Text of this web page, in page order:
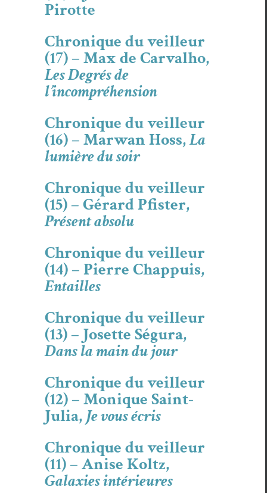
Pirotte
Chronique du veilleur
(17) – Max de Carvalho,
Les Degrés de
l’incompréhension
Chronique du veilleur
(16) – Marwan Hoss,La
lumière du soir
Chronique du veilleur
(15) – Gérard Pfister,
Présent absolu
Chronique du veilleur
(14) – Pierre Chappuis,
Entailles
Chronique du veilleur
(13) – Josette Ségura,
Dans la main du jour
Chronique du veilleur
(12) – Monique Saint-
Julia,Je vous écris
Chronique du veilleur
(11) – Anise Koltz,
Galaxies intérieures